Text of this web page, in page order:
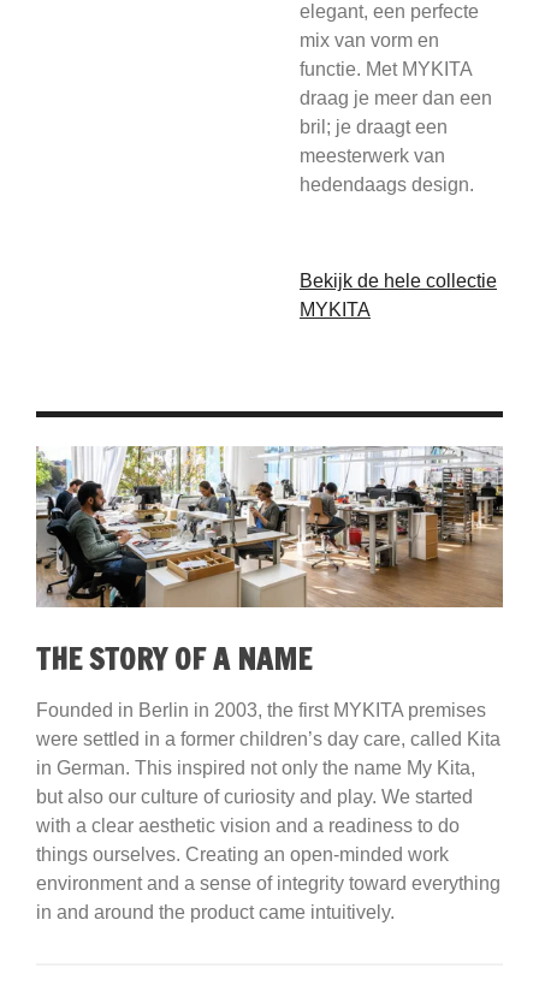
elegant, een perfecte
mix van vorm en
functie. Met MYKITA
draag je meer dan een
bril; je draagt een
meesterwerk van
hedendaags design.
Bekijk de hele collectie
MYKITA
THE STORY OF A NAME
Founded in Berlin in 2003, the first MYKITA premises
were settled in a former children’s day care, called Kita
in German. This inspired not only the name My Kita,
but also our culture of curiosity and play. We started
with a clear aesthetic vision and a readiness to do
things ourselves. Creating an open-minded work
environment and a sense of integrity toward everything
in and around the product came intuitively.